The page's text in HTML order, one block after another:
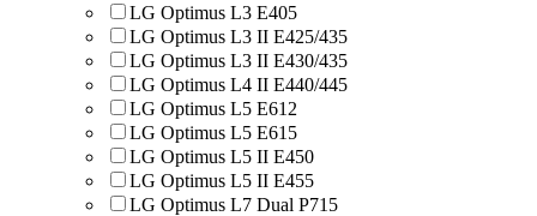
LG Optimus L3 E405
LG Optimus L3 II E425/435
LG Optimus L3 II E430/435
LG Optimus L4 II E440/445
LG Optimus L5 E612
LG Optimus L5 E615
LG Optimus L5 II E450
LG Optimus L5 II E455
LG Optimus L7 Dual P715